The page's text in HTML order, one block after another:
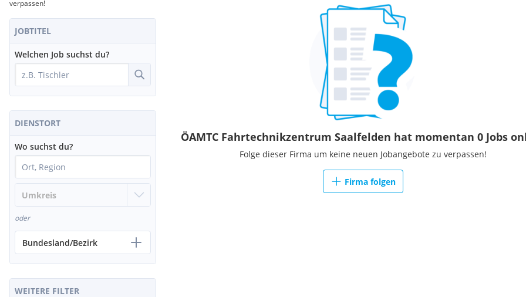
Entwicklungslehrgänge, wie "Trainingscamps" und "Expeditionen" mit unterschiedlichen
verpassen!
JOBTITEL
Welchen Job suchst du?
DIENSTORT
Wo suchst du?
oder
Bundesland/Bezirk
WEITERE FILTER
ÖAMTC Fahrtechnikzentrum Saalfelden hat momentan 0 Jobs
Folge dieser Firma um keine neuen Jobangebote zu verpassen!
Firma folgen